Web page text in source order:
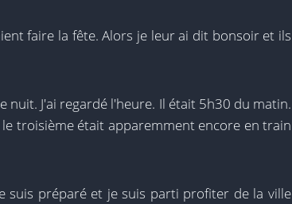
faire la fête. Alors je leur ai dit bonsoir et ils
nuit. J'ai regardé l'heure. Il était 5h30 du matin.
troisième était apparemment encore en train
suis préparé et je suis parti profiter de la ville